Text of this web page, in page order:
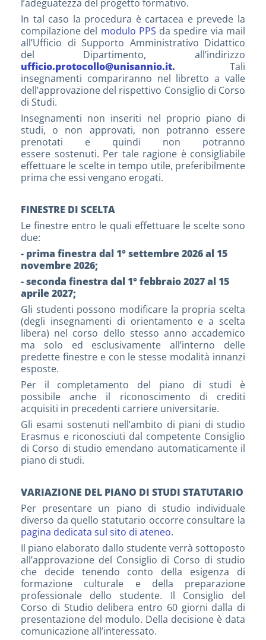
l’adeguatezza del progetto formativo.
In tal caso la procedura è cartacea e prevede la
compilazione del modulo PPS da spedire via mail
all’Ufficio di Supporto Amministrativo Didattico
del Dipartimento, all’indirizzo
ufficio.protocollo@unisannio.it. Tali
insegnamenti compariranno nel libretto a valle
dell’approvazione del rispettivo Consiglio di Corso
di Studi.
Insegnamenti non inseriti nel proprio piano di
studi, o non approvati, non potranno essere
prenotati e quindi non potranno
essere sostenuti. Per tale ragione è consigliabile
effettuare le scelte in tempo utile, preferibilmente
prima che essi vengano erogati.
FINESTRE DI SCELTA
Le finestre entro le quali effettuare le scelte sono
due:
- prima finestra dal 1° settembre 2026 al 15
novembre 2026;
- seconda finestra dal 1° febbraio 2027 al 15
aprile 2027;
Gli studenti possono modificare la propria scelta
(degli insegnamenti di orientamento e a scelta
libera) nel corso dello stesso anno accademico
ma solo ed esclusivamente all’interno delle
predette finestre e con le stesse modalità innanzi
esposte.
Per il completamento del piano di studi è
possibile anche il riconoscimento di crediti
acquisiti in precedenti carriere universitarie.
Gli esami sostenuti nell’ambito di piani di studio
Erasmus e riconosciuti dal competente Consiglio
di Corso di studio emendano automaticamente il
piano di studi.
VARIAZIONE DEL PIANO DI STUDI STATUTARIO
Per presentare un piano di studio individuale
diverso da quello statutario occorre consultare la
pagina dedicata sul sito di ateneo.
Il piano elaborato dallo studente verrà sottoposto
all’approvazione del Consiglio di Corso di studio
che decide tenendo conto della esigenza di
formazione culturale e della preparazione
professionale dello studente. Il Consiglio del
Corso di Studio delibera entro 60 giorni dalla di
presentazione del modulo. Della decisione è data
comunicazione all’interessato.